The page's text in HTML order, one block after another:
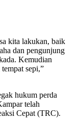
kita lakukan, baik
dan pengunjung
Kemudian
sepi,”
hukum perda
telah
Cepat (TRC).